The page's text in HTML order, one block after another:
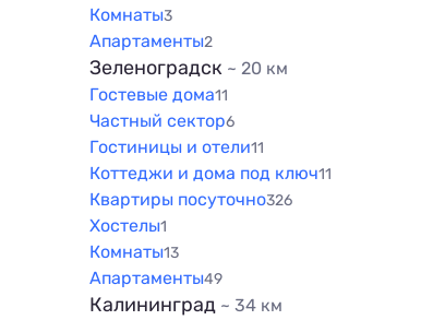
Комнаты3
Апартаменты2
Зеленоградск ~ 20 км
Гостевые дома11
Частный сектор6
Гостиницы и отели11
Коттеджи и дома под ключ11
Квартиры посуточно326
Хостелы1
Комнаты13
Апартаменты49
Калининград ~ 34 км